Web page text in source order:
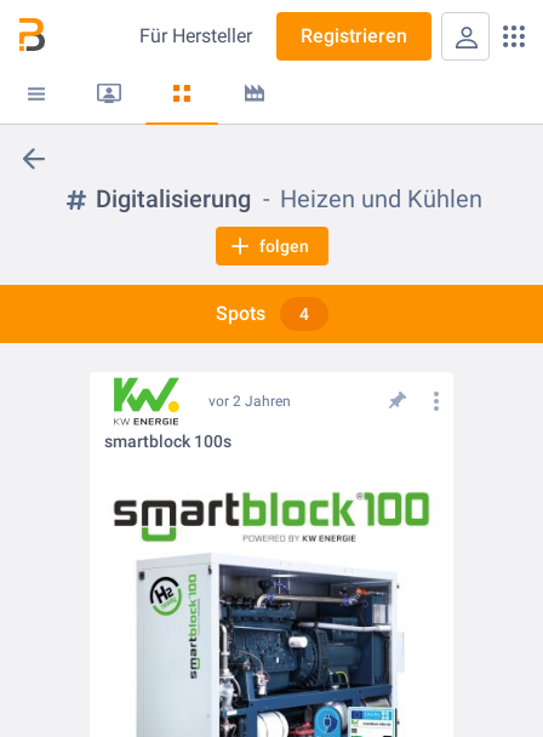
Für Hersteller Registrieren
Digitalisierung Heizen und Kühlen
folgen
Spots 4
vor 2 Jahren
smartblock 100s